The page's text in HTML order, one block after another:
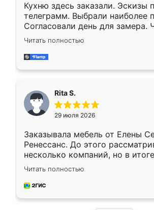
Кухню здесь заказали. Эскизы
телеграмм. Выбрали наиболее
Согласовали день для замера.
недели кухня была уже готова.
довольны работой. Спасибо
мебель за качественную работу!
Читать полностью
Rita S.
29 июля 2026
Заказывала мебель от Елены
Ренессанс. До этого
несколько компаний, но в
эту. Сначала обговорили
приехал замерщик, всё
и снял размеры. Изготовили в
Читать полностью